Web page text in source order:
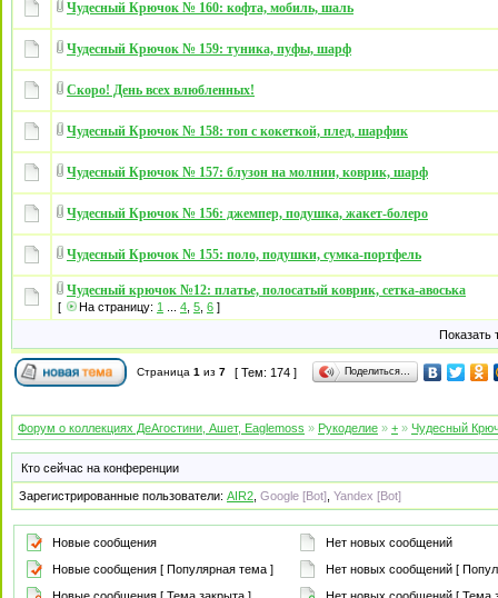
Чудесный Крючок № 160: кофта, мобиль, шаль
Чудесный Крючок № 159: туника, пуфы, шарф
Скоро! День всех влюбленных!
Чудесный Крючок № 158: топ с кокеткой, плед, шарфик
Чудесный Крючок № 157: блузон на молнии, коврик, шарф
Чудесный Крючок № 156: джемпер, подушка, жакет-болеро
Чудесный Крючок № 155: поло, подушки, сумка-портфель
Чудесный крючок №12: платье, полосатый коврик, сетка-авоська
[ На страницу: 1 4 5 6 ]
Показать
Страница 1 из 7 [ Тем: 174 ] Поделиться…
Форум о коллекциях ДеАгостини, Ашет, Eaglemoss » Рукоделие » + » Чудесный
Кто сейчас на конференции
Зарегистрированные пользователи: AIR2 Google [Bot] Yandex [Bot]
Новые сообщения Нет новых сообщений
Новые сообщения [ Популярная тема ]
Нет новых сообщений [